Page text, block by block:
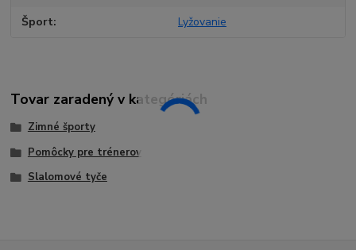
Šport Lyžovanie
Tovar zaradený v kategóriách
Zimné športy
Pomôcky pre trénerov
Slalomové tyče